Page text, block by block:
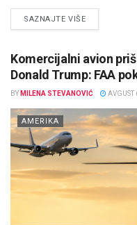
SAZNAJTE VIŠEDETAILS
Komercijalni avion
Donald Trump: FAA
BY MILENA STEVANOVIĆ AVGUST
AMERIKA